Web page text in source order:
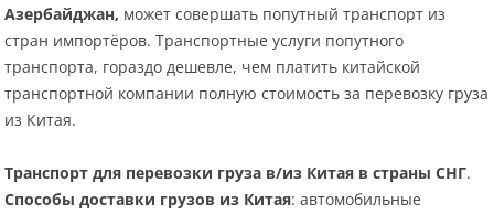
Азербайджан, может совершать попутный транспорт из
стран импортёров. Транспортные услуги попутного
транспорта, гораздо дешевле, чем платить китайской
транспортной компании полную стоимость за перевозку груза
из Китая.
Транспорт для перевозки груза в/из Китая в страны СНГ.
Способы доставки грузов из Китая: автомобильные